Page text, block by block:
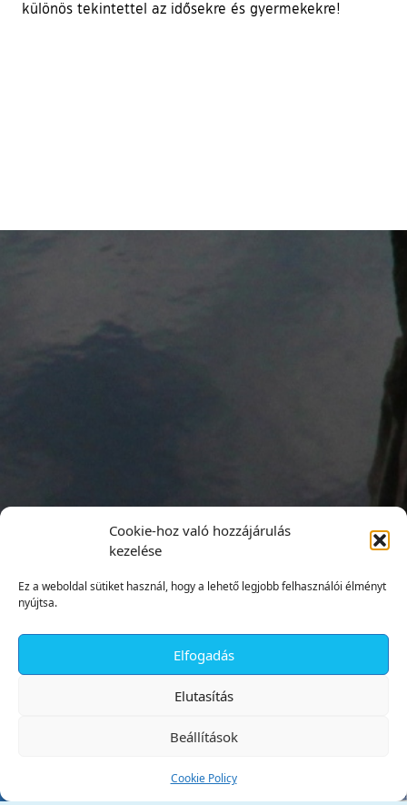
Cookie-hoz való hozzájárulás
kezelése
Ez a weboldal sütiket használ, hogy a lehető legjobb felhasználói élményt
nyújtsa.
Elfogadás
Elutasítás
Beállítások
Cookie Policy
különös tekintettel az idősekre és gyermekekre!
Tata Város Önkormányzata
✕